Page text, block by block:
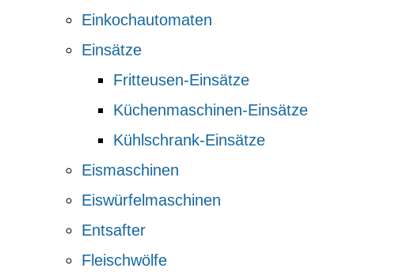
Einkochautomaten
Einsätze
Fritteusen-Einsätze
Küchenmaschinen-Einsätze
Kühlschrank-Einsätze
Eismaschinen
Eiswürfelmaschinen
Entsafter
Fleischwölfe